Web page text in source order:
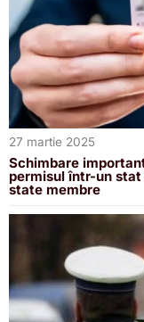
27 martie 2025
Schimbare
permisul într-un
state membre